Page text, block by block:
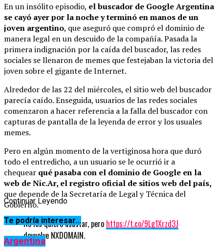
En un insólito episodio, el buscador de Google Argentina
se cayó ayer por la noche y terminó en manos de un
joven argentino, que aseguró que compró el dominio de
manera legal en un descuido de la compañía. Pasada la
primera indignación por la caída del buscador, las redes
sociales se llenaron de memes que festejaban la victoria del
joven sobre el gigante de Internet.
Alrededor de las 22 del miércoles, el sitio web del buscador
parecía caído. Enseguida, usuarios de las redes sociales
comenzaron a hacer referencia a la falla del buscador con
capturas de pantalla de la leyenda de error y los usuales
memes.
Pero en algún momento de la vertiginosa hora que duró
todo el entredicho, a un usuario se le ocurrió ir a
chequear qué pasaba con el dominio de Google en la
web de Nic.Ar, el registro oficial de sitios web del país,
que depende de la Secretaría de Legal y Técnica del
Gobierno.
No los quiero asustar, pero https://t.co/9Lg1Xrzd3J
devuelve NXDOMAIN.
Continuar Leyendo
Te podría interesar...
Argentina